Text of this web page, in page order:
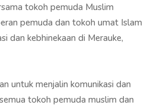
tokoh pemuda Muslim
pemuda dan tokoh umat Islam
dan kebhinekaan di Merauke,
untuk menjalin komunikasi dan
tokoh pemuda muslim dan